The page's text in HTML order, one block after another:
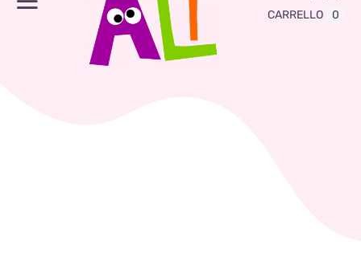
Toggle
Navigation Abbigliamento
CARRELLO 0